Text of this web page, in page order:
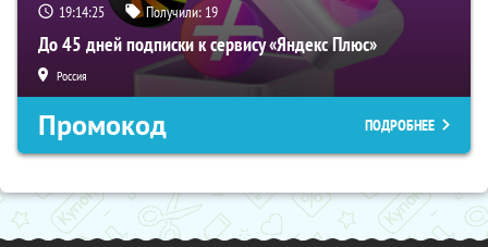
19:14:24 Получили: 19
До 45 дней подписки к сервису «Яндекс Плюс»
Россия
Промокод ПОДРОБНЕЕ